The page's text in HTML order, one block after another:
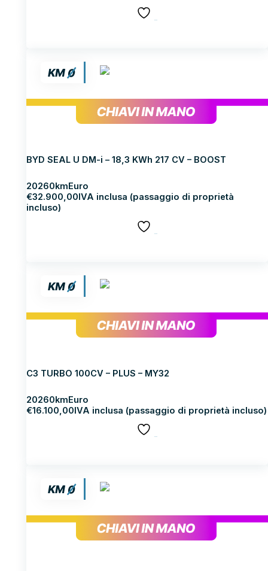
BYD SEAL U DM-i – 18,3 KWh 217 CV – BOOST
20260kmEuro
€32.900,00IVA inclusa (passaggio di proprietà
incluso)
C3 TURBO 100CV – PLUS – MY32
20260kmEuro
€16.100,00IVA inclusa (passaggio di proprietà incluso)